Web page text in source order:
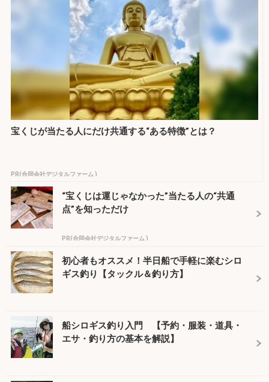
宝くじが当たる人にだけ共通する“ある特徴”とは？
PR(合同会社デジタルファーム )
“宝くじは運じゃなかった”当たる人の“共通
点”を知っただけ
PR(合同会社デジタルファーム )
初心者もオススメ！半日船で手軽に楽むシロ
ギス釣り【タックル＆釣り方】
船シロギス釣り入門 【予約・服装・道具・
エサ・釣り方の基本を解説】